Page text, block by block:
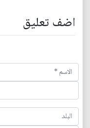
اضف تعليق